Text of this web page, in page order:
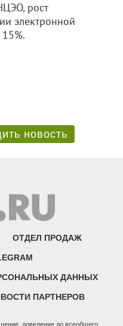
рост
электронной
15%.
новость
ОТДЕЛ ПРОДАЖ
ДАННЫХ
ПАРТНЕРОВ
доведение до всеобщего